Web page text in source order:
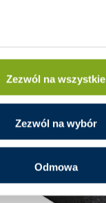
Zezwól na wszystkie
Zezwól na wybór
Odmowa